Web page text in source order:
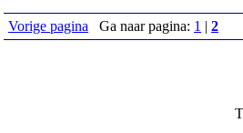
Vorige pagina Ga naar pagina: 1 | 2